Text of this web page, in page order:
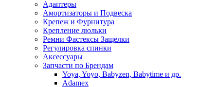
Адаптеры
Амортизаторы и Подвеска
Крепеж и Фурнитура
Крепление люльки
Ремни Фастексы Защелки
Регулировка спинки
Аксессуары
Запчасти по Брендам
Yoya, Yoyo, Babyzen, Babytime и др.
Adamex